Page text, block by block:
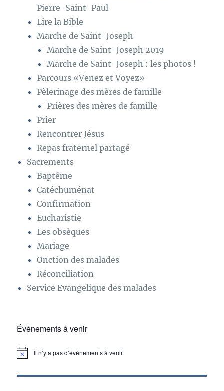
Pierre-Saint-Paul
Lire la Bible
Marche de Saint-Joseph
Marche de Saint-Joseph 2019
Marche de Saint-Joseph : les photos !
Parcours «Venez et Voyez»
Pèlerinage des mères de famille
Prières des mères de famille
Prier
Rencontrer Jésus
Repas fraternel partagé
Sacrements
Baptême
Catéchuménat
Confirmation
Eucharistie
Les obsèques
Mariage
Onction des malades
Réconciliation
Service Evangelique des malades
Évènements à venir
N
Il n’y a pas d’évènements à venir.